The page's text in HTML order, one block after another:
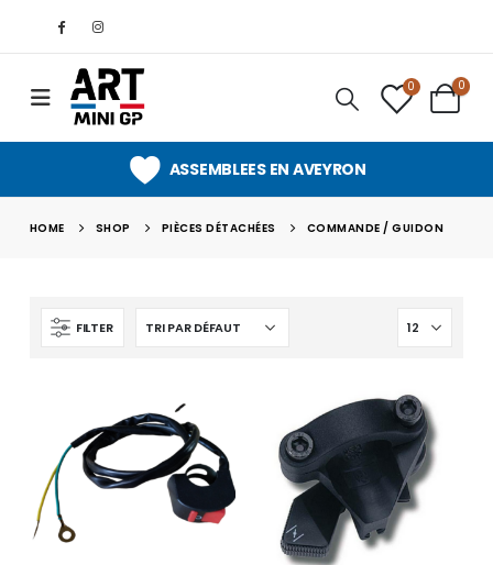
0 0
ASSEMBLEES EN AVEYRON
HOME SHOP PIÈCES DÉTACHÉES COMMANDE / GUIDON
FILTER